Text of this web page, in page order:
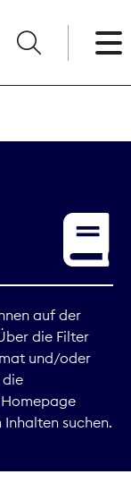
auf der
die Filter
und/oder
die
suchen.